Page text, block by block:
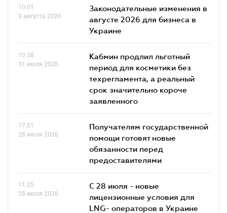
10.01
3 августа 2026
Законодательные изменения в
августе 2026 для бизнеса в
Украине
10.38
31 июля 2026
Кабмин продлил льготный
период для косметики без
техрегламента, а реальный
срок значительно короче
заявленного
17.01
28 июля 2026
Получателям государственной
помощи готовят новые
обязанности перед
предоставителями
11.25
28 июля 2026
С 28 июля - новые
лицензионные условия для
LNG- операторов в Украине